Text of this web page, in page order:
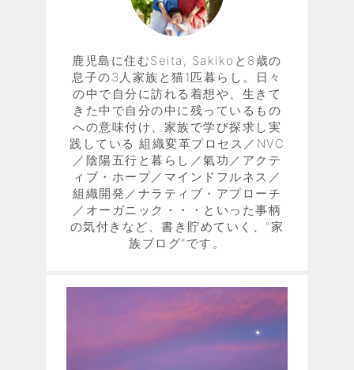
鹿児島に住むSeita, Sakikoと8歳の
息子の3人家族と猫1匹暮らし。日々
の中で自分に訪れる着想や、生きて
きた中で自分の中に残っているもの
への意味付け、家族で学び探求し実
践している 組織変革プロセス／NVC
／陰陽五行と暮らし／氣功／アクテ
ィブ・ホープ／マインドフルネス／
組織開発／ナラティブ・アプローチ
／オーガニック・・・といった事柄
の気付きなど、書き貯めていく、“家
族ブログ”です。